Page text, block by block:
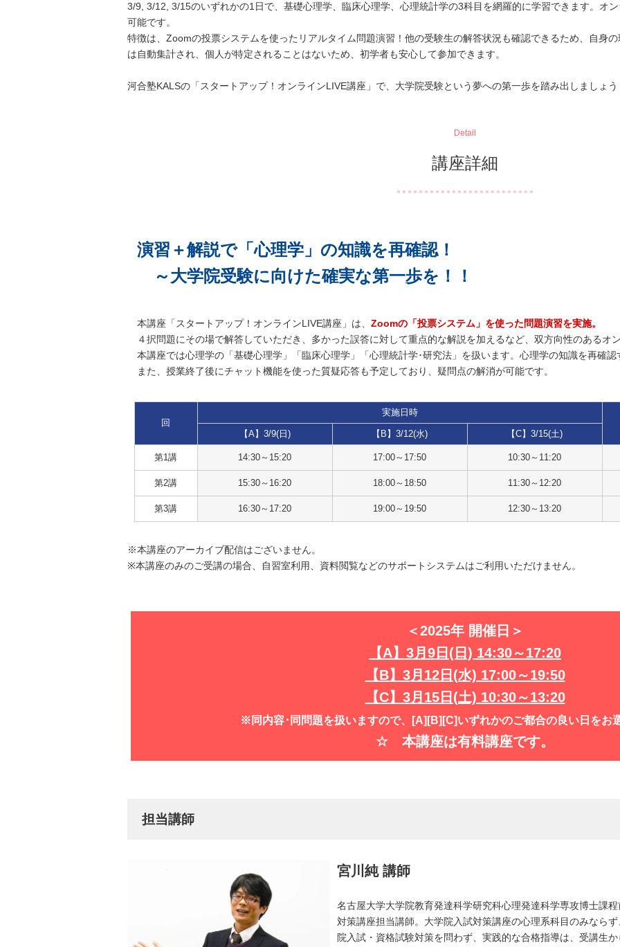
3/9, 3/12, 3/15のいずれかの1日で、基礎心理学、臨床心理学、心理統計学の3科目を網羅的に学習できます。オ
可能です。
特徴は、Zoomの投票システムを使ったリアルタイム問題演習！他の受験生の解答状況も確認できるため、自身
は自動集計され、個人が特定されることはないため、初学者も安心して参加できます。
河合塾KALSの「スタートアップ！オンラインLIVE講座」で、大学院受験という夢への第一歩を踏み出しましょう
Detail
講座詳細
演習＋解説で「心理学」の知識を再確認！
～大学院受験に向けた確実な第一歩を！！
本講座「スタートアップ！オンラインLIVE講座」は、Zoomの「投票システム」を使った問題演習を実施。
４択問題にその場で解答していただき、多かった誤答に対して重点的な解説を加えるなど、双方向性のあるオ
本講座では心理学の「基礎心理学」「臨床心理学」「心理統計学･研究法」を扱います。心理学の知識を再確認
また、授業終了後にチャット機能を使った質疑応答も予定しており、疑問点の解消が可能です。
回
実施日時
【A】3/9(日)
【B】3/12(水) 【C】3/15(土)
第1講 14:30～15:20 17:00～17:50 10:30～11:20
第2講 15:30～16:20 18:00～18:50 11:30～12:20
第3講 16:30～17:20 19:00～19:50 12:30～13:20
※本講座のアーカイブ配信はございません。
※本講座のみのご受講の場合、自習室利用、資料閲覧などのサポートシステムはご利用いただけません。
＜2025年 開催日＞
【A】3月9日(日) 14:30～17:20
【B】3月12日(水) 17:00～19:50
【C】3月15日(土) 10:30～13:20
※同内容･同問題を扱いますので、[A][B][C]いずれかのご都合の良い日をお
☆ 本講座は有料講座です。
担当講師
宮川純 講師
名古屋大学大学院教育発達科学研究科心理発達科学専攻博士課
対策講座担当講師。大学院入試対策講座の心理系科目のみなら
院入試・資格試験対策を問わず、実践的な合格指導は、受講生か